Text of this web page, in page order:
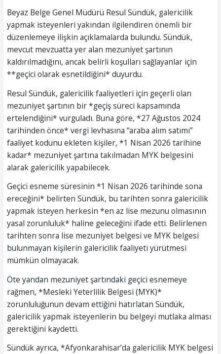
Beyaz Belge Genel Müdürü Resul Sündük, galericilik
yapmak isteyenleri yakından ilgilendiren önemli bir
düzenlemeye ilişkin açıklamalarda bulundu. Sündük,
mevcut mevzuatta yer alan mezuniyet şartının
kaldırılmadığını, ancak belirli koşulları sağlayanlar için
**geçici olarak esnetildiğini* duyurdu.
Resul Sündük, galericilik faaliyetleri için geçerli olan
mezuniyet şartının bir *geçiş süreci kapsamında
ertelendiğini* vurguladı. Buna göre, *27 Ağustos 2024
tarihinden önce* vergi levhasına “araba alım satımı”
faaliyet kodunu ekleten kişiler, *1 Nisan 2026 tarihine
kadar* mezuniyet şartına takılmadan MYK belgesini
alarak galericilik yapabilecek.
Geçici esneme süresinin *1 Nisan 2026 tarihinde sona
ereceğini* belirten Sündük, bu tarihten sonra galericilik
yapmak isteyen herkesin *en az lise mezunu olmasının
yasal zorunluluk* haline geleceğini ifade etti. Belirlenen
tarihten sonra lise mezuniyet belgesi ve MYK belgesi
bulunmayan kişilerin galericilik faaliyeti yürütmesi
mümkün olmayacak.
Öte yandan mezuniyet şartındaki geçici esnemeye
rağmen, *Mesleki Yeterlilik Belgesi (MYK)*
zorunluluğunun devam ettiğini hatırlatan Sündük,
galericilik yapmak isteyenlerin bu belgeyi mutlaka alması
gerektiğini kaydetti.
Sündük ayrıca, *Afyonkarahisar’da galericilik MYK belgesi